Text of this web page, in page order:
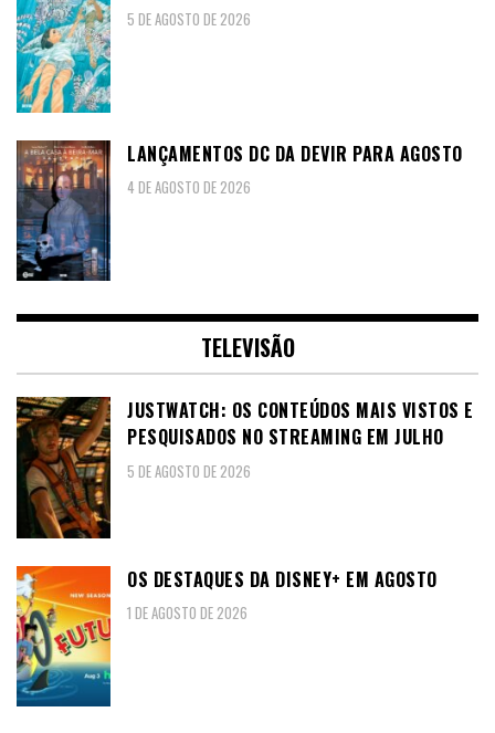
5 DE AGOSTO DE 2026
LANÇAMENTOS DC DA DEVIR PARA AGOSTO
4 DE AGOSTO DE 2026
TELEVISÃO
JUSTWATCH: OS CONTEÚDOS MAIS VISTOS E
PESQUISADOS NO STREAMING EM JULHO
5 DE AGOSTO DE 2026
OS DESTAQUES DA DISNEY+ EM AGOSTO
1 DE AGOSTO DE 2026